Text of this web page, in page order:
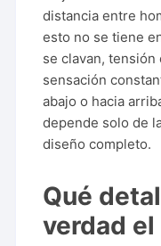
distancia entre
esto no se tiene
se clavan,
sensación
abajo o hacia
depende solo de
diseño completo.
Qué
verdad